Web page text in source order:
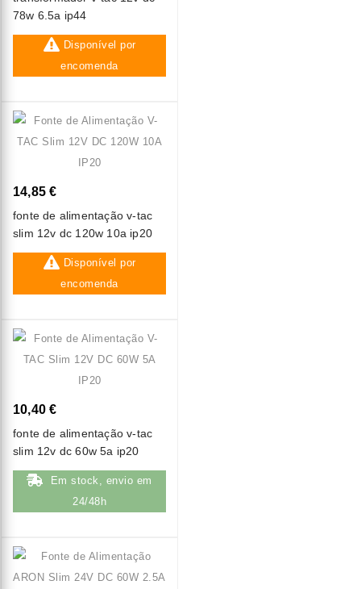
78w 6.5a ip44
Disponível por
encomenda
14,85 €
fonte de alimentação v-tac
slim 12v dc 120w 10a ip20
Disponível por
encomenda
10,40 €
fonte de alimentação v-tac
slim 12v dc 60w 5a ip20
Em stock, envio em
24/48h